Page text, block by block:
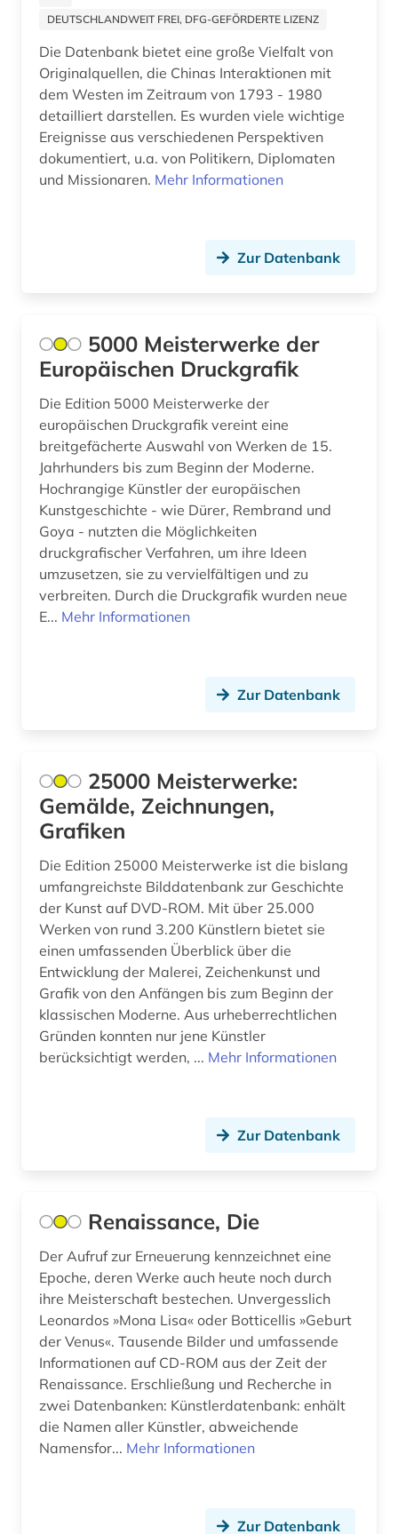
bergbau (1)
bergen (norwegen) (1)
berlin (7)
berliner mauer (1)
berufliche weiterbildung (1)
besetzung (1)
bestand (2)
bestandserhaltung (1)
bestandsverzeichnis (1)
bestattung (1)
betriebswirtschaft (3)
bewässerung (1)
bibelausgabe (1)
bibliophilie (1)
bibliothek (6)
bibliothekswesen (1)
biblische motive (1)
biblische stoffe (1)
bild (15)
bild motiv (1)
bildarchiv (8)
bildatlas (1)
bildbeschreibung (1)
bilder (5)
bildliche darstellung (4)
bildmaterial (1)
bildnis (8)
bildnisgrafik (1)
DEUTSCHLANDWEIT FREI, DFG-GEFÖRDERTE LIZENZ
Die Datenbank bietet eine große Vielfalt von
Originalquellen, die Chinas Interaktionen mit
dem Westen im Zeitraum von 1793 - 1980
detailliert darstellen. Es wurden viele wichtige
Ereignisse aus verschiedenen Perspektiven
dokumentiert, u.a. von Politikern, Diplomaten
und Missionaren. Mehr Informationen
Zur Datenbank
5000 Meisterwerke der
Europäischen Druckgrafik
Die Edition 5000 Meisterwerke der
europäischen Druckgrafik vereint eine
breitgefächerte Auswahl von Werken de 15.
Jahrhunders bis zum Beginn der Moderne.
Hochrangige Künstler der europäischen
Kunstgeschichte - wie Dürer, Rembrand und
Goya - nutzten die Möglichkeiten
druckgrafischer Verfahren, um ihre Ideen
umzusetzen, sie zu vervielfältigen und zu
verbreiten. Durch die Druckgrafik wurden neue
E... Mehr Informationen
Zur Datenbank
25000 Meisterwerke:
Gemälde, Zeichnungen,
Grafiken
Die Edition 25000 Meisterwerke ist die bislang
umfangreichste Bilddatenbank zur Geschichte
der Kunst auf DVD-ROM. Mit über 25.000
Werken von rund 3.200 Künstlern bietet sie
einen umfassenden Überblick über die
Entwicklung der Malerei, Zeichenkunst und
Grafik von den Anfängen bis zum Beginn der
klassischen Moderne. Aus urheberrechtlichen
Gründen konnten nur jene Künstler
berücksichtigt werden, ... Mehr Informationen
Zur Datenbank
Renaissance, Die
Der Aufruf zur Erneuerung kennzeichnet eine
Epoche, deren Werke auch heute noch durch
ihre Meisterschaft bestechen. Unvergesslich
Leonardos »Mona Lisa« oder Botticellis »Geburt
der Venus«. Tausende Bilder und umfassende
Informationen auf CD-ROM aus der Zeit der
Renaissance. Erschließung und Recherche in
zwei Datenbanken: Künstlerdatenbank: enhält
die Namen aller Künstler, abweichende
Namensfor... Mehr Informationen
Zur Datenbank